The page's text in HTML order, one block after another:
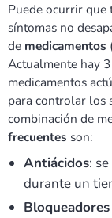
Puede ocurrir que
síntomas no
de medicamentos
Actualmente hay
medicamentos
para controlar los
combinación de
frecuentes son:
Antiácidos:
durante un